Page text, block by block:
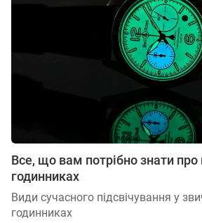
Все, що вам потрібно знати про
годинниках
Види сучасного підсвічування у
годинниках